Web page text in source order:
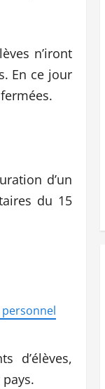
n’iront
En ce jour
d’un
du 15
personnel
d’élèves,